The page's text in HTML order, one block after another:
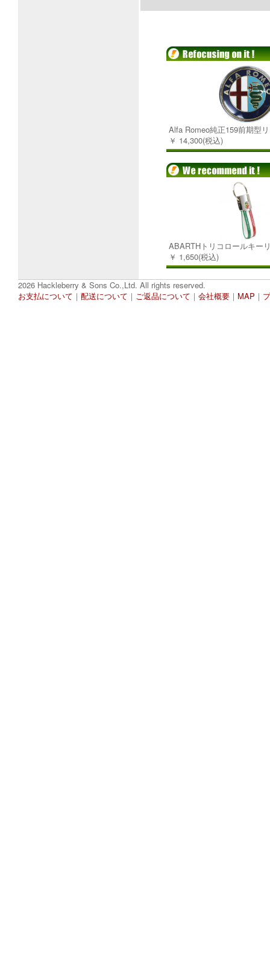
Alfa Romeo純正159前期型
￥ 14,300(税込)
ABARTHトリコロールキー
￥ 1,650(税込)
2026 Hackleberry & Sons Co.,Ltd. All rights reserved.
お支払について ｜ 配送について ｜ ご返品について ｜ 会社概要 ｜ MAP ｜